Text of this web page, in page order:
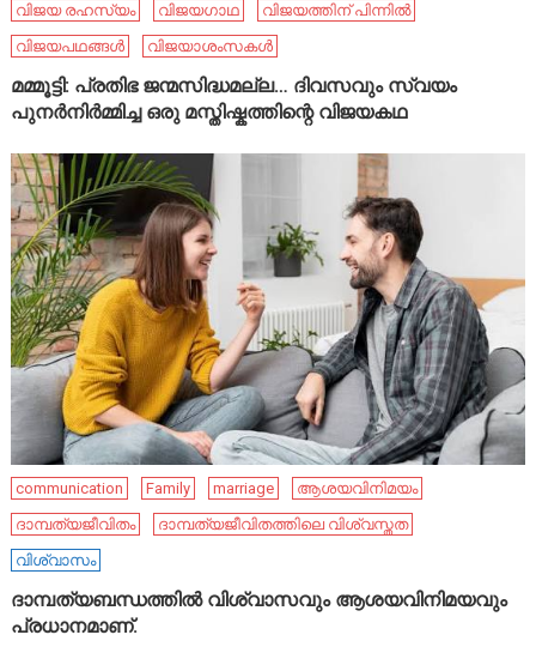
വിജയ രഹസ്യം
വിജയഗാഥ
വിജയത്തിന് പിന്നിൽ
വിജയപഥങ്ങൾ
വിജയാശംസകൾ
മമ്മൂട്ടി: പ്രതിഭ ജന്മസിദ്ധമല്ല… ദിവസവും സ്വയം
പുനർനിർമ്മിച്ച ഒരു മസ്തിഷ്കത്തിന്റെ വിജയകഥ
communication Family marriage
ആശയവിനിമയം
ദാമ്പത്യജീവിതം
ദാമ്പത്യജീവിതത്തിലെ വിശ്വസ്തത
വിശ്വാസം
ദാമ്പത്യബന്ധത്തിൽ വിശ്വാസവും ആശയവിനിമയവും
പ്രധാനമാണ്.